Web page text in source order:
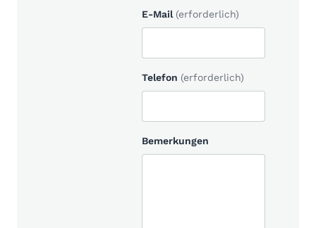
E-Mail (erforderlich)
Telefon (erforderlich)
Bemerkungen